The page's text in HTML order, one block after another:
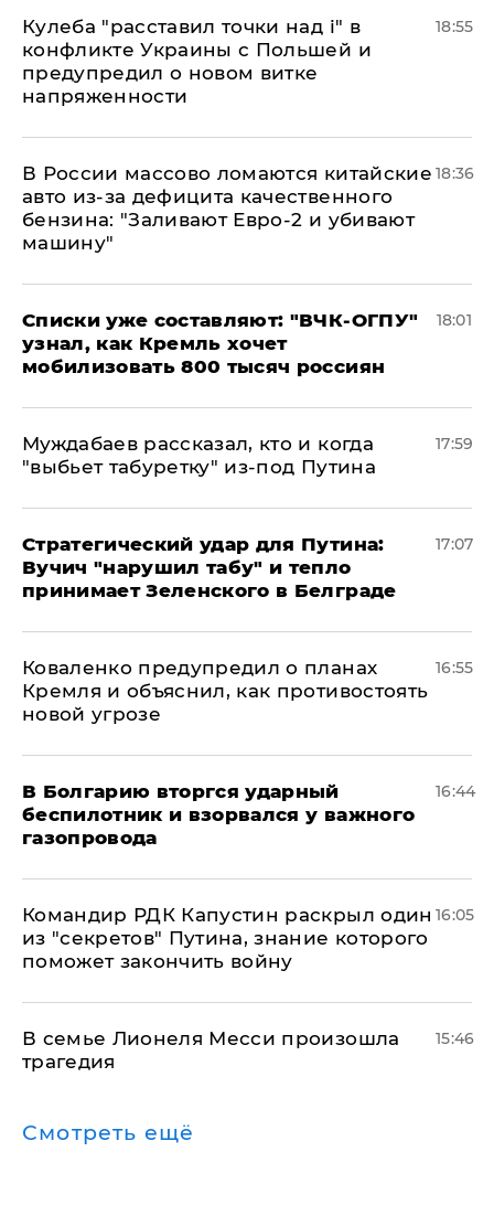
Кулеба "расставил точки над і" в
конфликте Украины с Польшей и
предупредил о новом витке
напряженности
18:55
В России массово ломаются китайские
авто из-за дефицита качественного
бензина: "Заливают Евро-2 и убивают
машину"
18:36
Списки уже составляют: "ВЧК-ОГПУ"
узнал, как Кремль хочет
мобилизовать 800 тысяч россиян
18:01
Муждабаев рассказал, кто и когда
"выбьет табуретку" из-под Путина
17:59
Стратегический удар для Путина:
Вучич "нарушил табу" и тепло
принимает Зеленского в Белграде
17:07
Коваленко предупредил о планах
Кремля и объяснил, как противостоять
новой угрозе
16:55
В Болгарию вторгся ударный
беспилотник и взорвался у важного
газопровода
16:44
Командир РДК Капустин раскрыл один
из "секретов" Путина, знание которого
поможет закончить войну
16:05
В семье Лионеля Месси произошла
трагедия
15:46
Смотреть ещё